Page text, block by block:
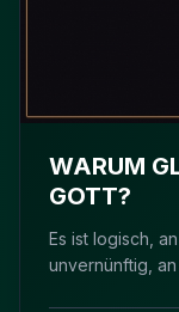
WARUM
GOTT?
Es ist logisch,